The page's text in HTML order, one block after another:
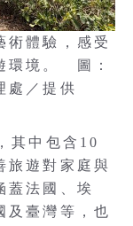
術體驗，感受
環境。 圖：
處／提供
其中包含10
旅遊對家庭與
蓋法國、埃
及臺灣等，也